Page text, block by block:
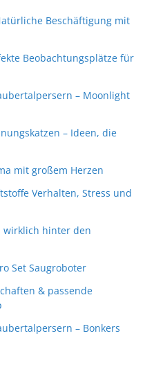
Beschäftigung mit
Beobachtungsplätze für
– Moonlight
– Ideen, die
mit großem Herzen
Verhalten, Stress und
wirklich hinter den
Set Saugroboter
& passende
– Bonkers